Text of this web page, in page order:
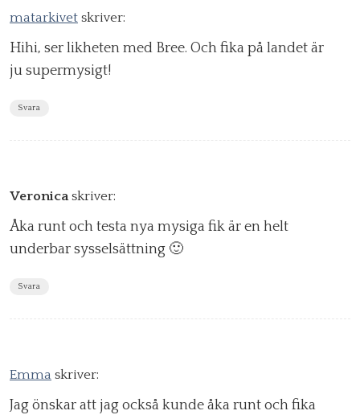
matarkivet skriver:
Hihi, ser likheten med Bree. Och fika på landet är
ju supermysigt!
Svara
Veronica skriver:
Åka runt och testa nya mysiga fik är en helt
underbar sysselsättning 🙂
Svara
Emma skriver:
Jag önskar att jag också kunde åka runt och fika